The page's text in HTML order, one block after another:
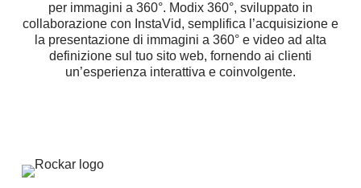
per immagini a 360°. Modix 360°, sviluppato in
collaborazione con InstaVid, semplifica l’acquisizione e
la presentazione di immagini a 360° e video ad alta
definizione sul tuo sito web, fornendo ai clienti
un’esperienza interattiva e coinvolgente.